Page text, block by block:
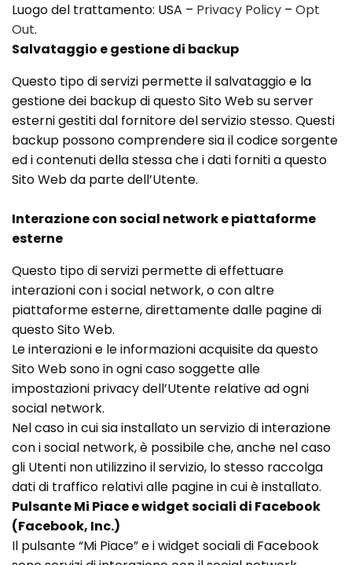
Luogo del trattamento: USA – Privacy Policy – Opt
Out.
Salvataggio e gestione di backup
Questo tipo di servizi permette il salvataggio e la
gestione dei backup di questo Sito Web su server
esterni gestiti dal fornitore del servizio stesso. Questi
backup possono comprendere sia il codice sorgente
ed i contenuti della stessa che i dati forniti a questo
Sito Web da parte dell’Utente.
Interazione con social network e piattaforme
esterne
Questo tipo di servizi permette di effettuare
interazioni con i social network, o con altre
piattaforme esterne, direttamente dalle pagine di
questo Sito Web.
Le interazioni e le informazioni acquisite da questo
Sito Web sono in ogni caso soggette alle
impostazioni privacy dell’Utente relative ad ogni
social network.
Nel caso in cui sia installato un servizio di interazione
con i social network, è possibile che, anche nel caso
gli Utenti non utilizzino il servizio, lo stesso raccolga
dati di traffico relativi alle pagine in cui è installato.
Pulsante Mi Piace e widget sociali di Facebook
(Facebook, Inc.)
Il pulsante “Mi Piace” e i widget sociali di Facebook